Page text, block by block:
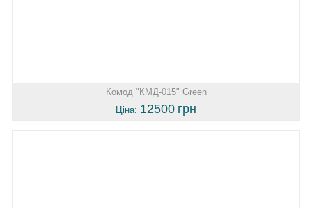
Комод "КМД-015" Green
Ціна: 12500 грн